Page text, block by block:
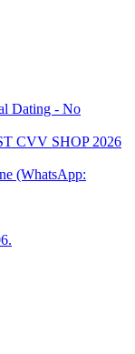
Dating - No
CVV SHOP 2026
(WhatsApp: